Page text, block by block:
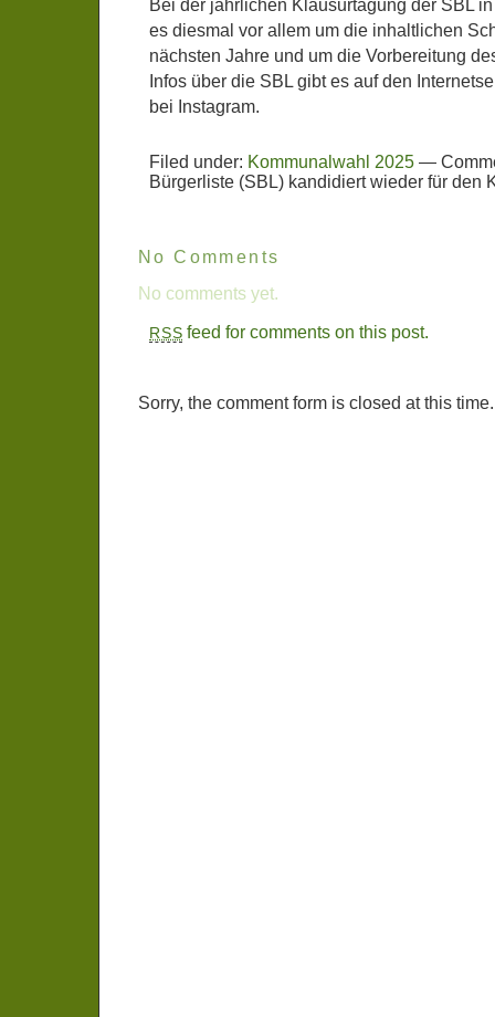
Bei der jährlichen Klausurtagung der SBL
es diesmal vor allem um die inhaltlichen
nächsten Jahre und um die Vorbereitung
Infos über die SBL gibt es auf den
bei Instagram.
Filed under: Kommunalwahl 2025 —
Bürgerliste (SBL) kandidiert wieder für den
No Comments
No comments yet.
RSS feed for comments on this post.
Sorry, the comment form is closed at this time.